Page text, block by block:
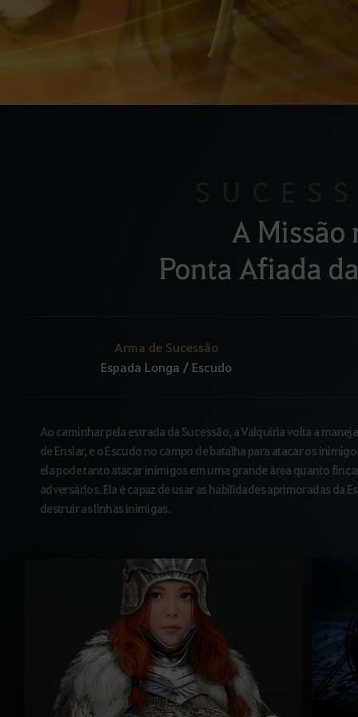
A Missão
Ponta Afiada
Arma de Sucessão
Espada Longa / Escudo
Ao caminhar pela estrada da Sucessão, a Valquíria volta a
de Enslar, e o Escudo no campo de batalha para atacar os
ela pode tanto atacar inimigos em uma grande área quanto
adversários. Ela é capaz de usar as habilidades aprimoradas da
destruir as linhas inimigas.